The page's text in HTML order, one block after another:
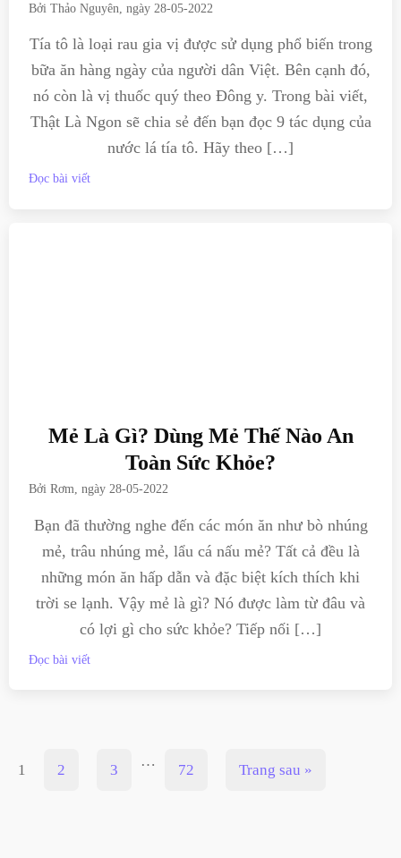
BởiThảo Nguyên , ngày 28-05-2022
Tía tô là loại rau gia vị được sử dụng phổ biến trong
bữa ăn hàng ngày của người dân Việt. Bên cạnh đó,
nó còn là vị thuốc quý theo Đông y. Trong bài viết,
Thật Là Ngon sẽ chia sẻ đến bạn đọc 9 tác dụng của
nước lá tía tô. Hãy theo […]
Đọc bài viết
Mẻ Là Gì? Dùng Mẻ Thế Nào An
Toàn Sức Khỏe?
BởiRơm, ngày28-05-2022
Bạn đã thường nghe đến các món ăn như bò nhúng
mẻ, trâu nhúng mẻ, lẩu cá nấu mẻ? Tất cả đều là
những món ăn hấp dẫn và đặc biệt kích thích khi
trời se lạnh. Vậy mẻ là gì? Nó được làm từ đâu và
có lợi gì cho sức khỏe? Tiếp nối […]
Đọc bài viết
1 2 3
…
72 Trang sau »